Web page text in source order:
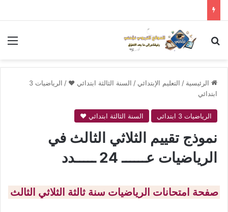
بحث عن
الرئيسية / التعليم الإبتدائي / السنة الثالثة ابتدائي ❤ /
الرياضيات 3
ابتدائي
الرياضيات 3 ابتدائي السنة الثالثة ابتدائي ❤
نموذج تقييم الثلاثي الثالث في
الرياضيات عــــــ 24 ـــــدد
صفحة امتحانات الرياضيات سنة ثالثة الثلاثي الثالث